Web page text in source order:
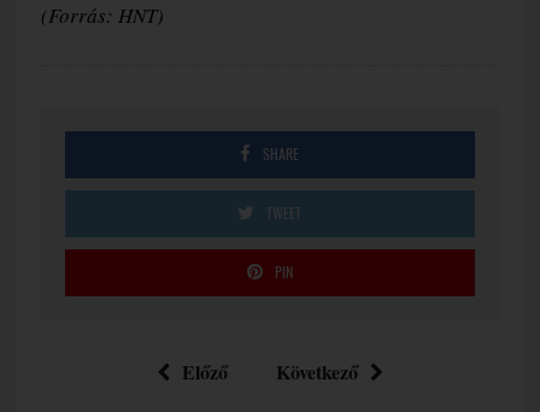
(Forrás: HNT)
SHARE
TWEET
PIN
Előző Következő